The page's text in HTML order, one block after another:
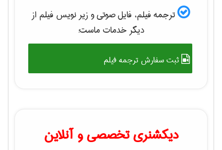
ترجمه فیلم، فایل صوتی و زیر نویس فیلم از
دیگر خدمات ماست:
ثبت سفارش ترجمه فیلم
دیکشنری تخصصی و آنلاین